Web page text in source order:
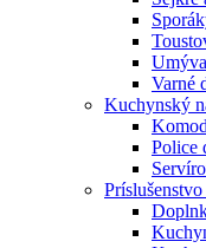
Varné
Kuchynský
Police